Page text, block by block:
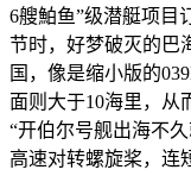
6艘鮊鱼”级潜艇项目
节时，好梦破灭的巴
国，像是缩小版的
面则大于10海里，从
“开伯尔号舰出海不
高速对转螺旋桨，连